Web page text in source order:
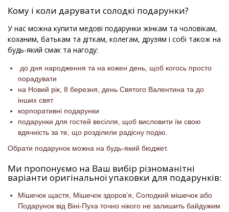
Кому і коли дарувати солодкі подарунки?
У нас можна купити медові подарунки жінкам та чоловікам,
коханим, батькам та діткам, колегам, друзям і собі також на
будь-який смак та нагоду:
до дня народження та на кожен день, щоб когось просто
порадувати
на Новий рік, 8 березня, день Святого Валентина та до
інших свят
корпоративні подарунки
подарунки для гостей весілля, щоб висловити їм свою
вдячність за те, що розділили радісну подію.
Обрати подарунок можна на будь-який бюджет.
Ми пропонуємо на Ваш вибір різноманітні
варіанти оригінальної упаковки для подарунків:
Мішечок щастя, Мішечок здоров’я, Солодкий мішечок або
Подарунок від Віні-Пуха точно нікого не залишить байдужим